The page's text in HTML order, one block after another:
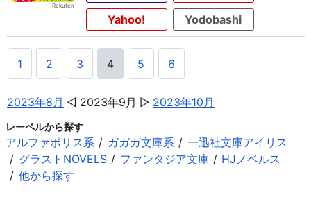
Yahoo!
Yodobashi
1 2 3 4 5 6
2023年8月 2023年9月 2023年10月
レーベルから探す
アルファポリス系 ガガガ文庫系
一迅社文庫アイリス
グラストNOVELS
ファンタジア文庫
HJノベルス
他から探す